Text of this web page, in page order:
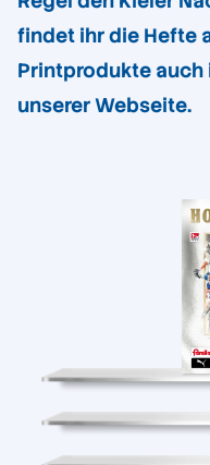
findet ihr die Hefte
Printprodukte auch
unserer Webseite.